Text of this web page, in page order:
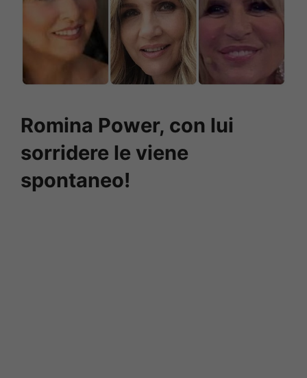
Romina Power, con lui
sorridere le viene
spontaneo!